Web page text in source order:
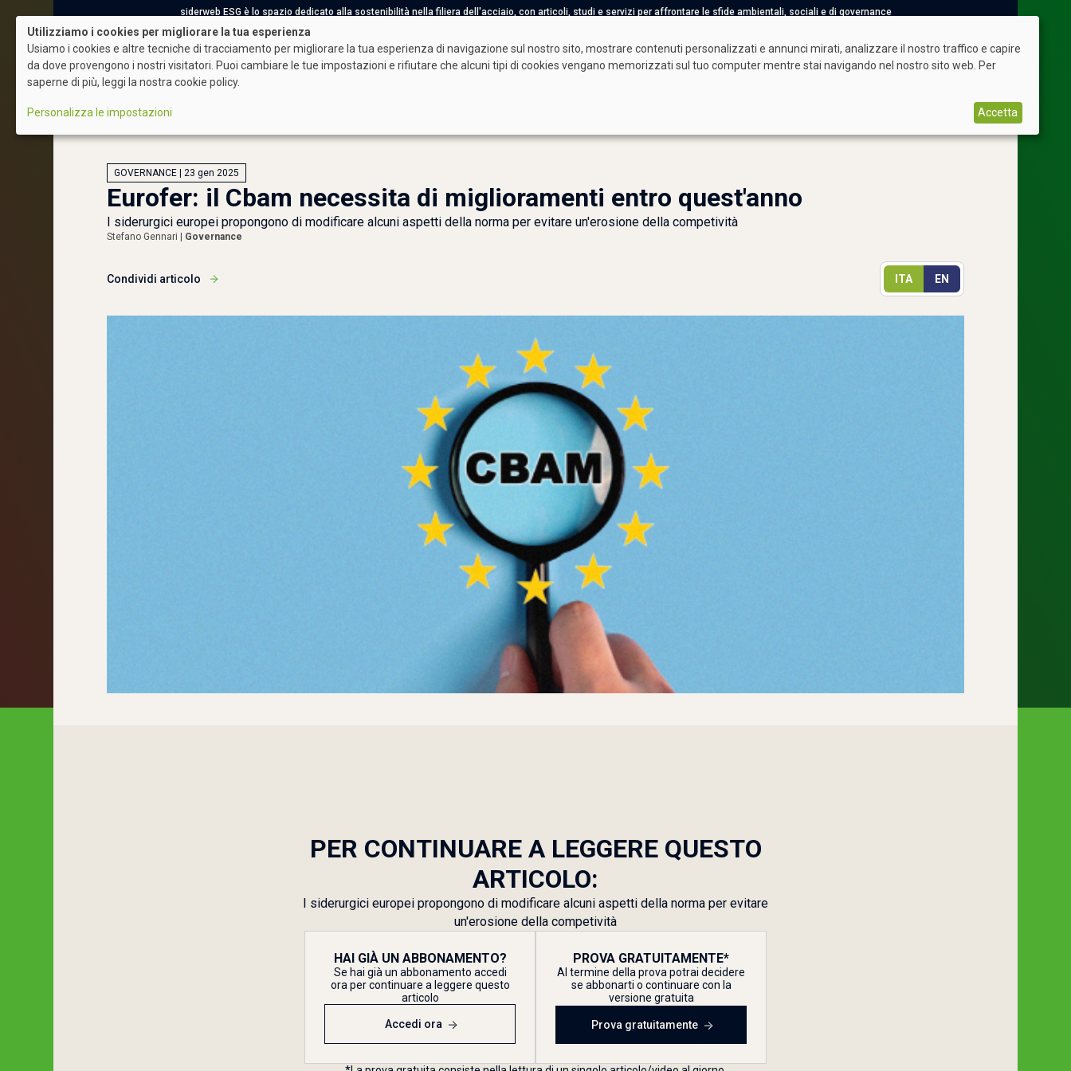
siderweb ESG è lo spazio dedicato alla sostenibilità nella filiera dell'acciaio, con articoli, studi e servizi per affrontare le sfide ambientali, sociali e di governance
Login
Torna a siderweb Shop Abbonamenti Login
GOVERNANCE | 23 gen 2025
Eurofer: il Cbam necessita di miglioramenti entro quest'anno
I siderurgici europei propongono di modificare alcuni aspetti della norma per evitare un'erosione della competività
Stefano Gennari | Governance
Condividi articolo ITA EN
PER CONTINUARE A LEGGERE QUESTO
ARTICOLO:
I siderurgici europei propongono di modificare alcuni aspetti della norma per evitare
un'erosione della competività
HAI GIÀ UN ABBONAMENTO?
Se hai già un abbonamento accedi
ora per continuare a leggere questo
articolo
Accedi ora
PROVA GRATUITAMENTE*
Al termine della prova potrai decidere
se abbonarti o continuare con la
versione gratuita
Prova gratuitamente
Utilizziamo i cookies per migliorare la tua esperienza
Usiamo i cookies e altre tecniche di tracciamento per migliorare la tua esperienza di navigazione sul nostro sito, mostrare contenuti personalizzati e annunci mirati, analizzare il nostro traffico e capire
da dove provengono i nostri visitatori. Puoi cambiare le tue impostazioni e rifiutare che alcuni tipi di cookies vengano memorizzati sul tuo computer mentre stai navigando nel nostro sito web. Per
saperne di più, leggi la nostra cookie policy.
Personalizza le impostazioni Accetta